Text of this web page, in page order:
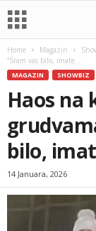
Home Magazin
“Sram vas bilo, imate...
MAGAZIN SHOWBIZ
Haos na
bilo,
14 Januara, 2026